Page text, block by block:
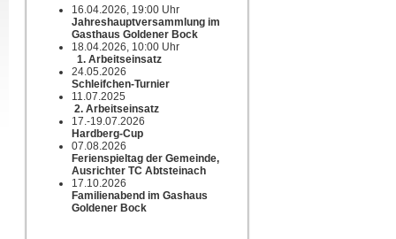
16.04.2026, 19:00 Uhr
Jahreshauptversammlung im
Gasthaus Goldener Bock
18.04.2026, 10:00 Uhr
1. Arbeitseinsatz
24.05.2026
Schleifchen-Turnier
11.07.2025
2. Arbeitseinsatz
17.-19.07.2026
Hardberg-Cup
07.08.2026
Ferienspieltag der Gemeinde,
Ausrichter TC Abtsteinach
17.10.2026
Familienabend im Gashaus
Goldener Bock